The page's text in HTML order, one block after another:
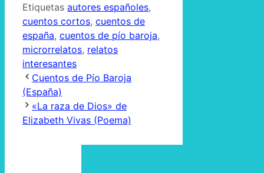
Etiquetas autores españoles,
cuentos cortos, cuentos de
españa, cuentos de pío baroja,
microrrelatos, relatos
interesantes
Cuentos de Pío Baroja
(España)
«La raza de Dios» de
Elizabeth Vivas (Poema)